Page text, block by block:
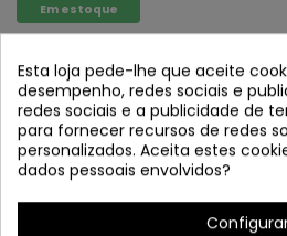
Em estoque
Material: Ferro pintado mate
1xE14 máx. 40w
(Bombilla não incluído)
Medidas: Largura: 20 cm 日本語: 15
Esta loja pede-lhe que aceite
desempenho, redes sociais e
redes sociais e a publicidade de
para fornecer recursos de redes
personalizados. Aceita estes
dados pessoais envolvidos?